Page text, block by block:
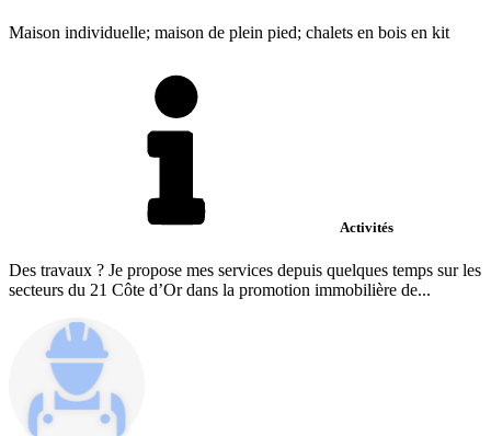
Maison individuelle; maison de plein pied; chalets en bois en kit
Activités
Des travaux ? Je propose mes services depuis quelques temps sur les
secteurs du 21 Côte d’Or dans la promotion immobilière de...